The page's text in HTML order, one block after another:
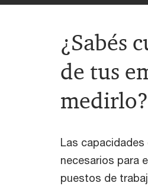
¿Sabés
de tus
medirlo?
Las
necesarios para
puestos de